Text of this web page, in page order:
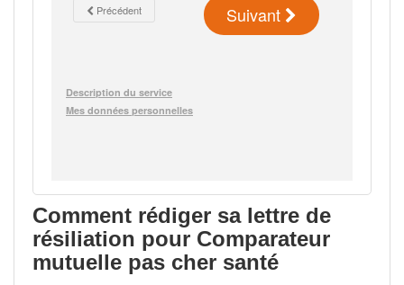
Comment rédiger sa lettre de
résiliation pour Comparateur
mutuelle pas cher santé